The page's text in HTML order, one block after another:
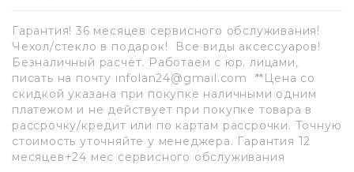
Гарантия! 36 месяцев сервисного обслуживания!
Чехол/стекло в подарок! Все виды аксессуаров!
Безналичный расчёт. Работаем с юр. лицами,
писать на почту infolan24@gmail.com **Цена со
скидкой указана при покупке наличными одним
платежом и не действует при покупке товара в
рассрочку/кредит или по картам рассрочки. Точную
стоимость уточняйте у менеджера. Гарантия 12
месяцев+24 мес сервисного обслуживания